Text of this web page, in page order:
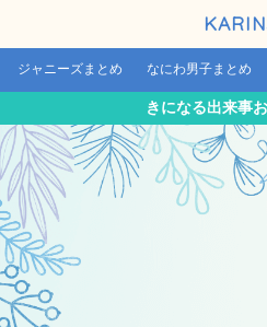
ジャニーズまとめ なにわ男子まとめ
きになる出来事